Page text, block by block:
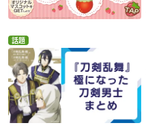
話題